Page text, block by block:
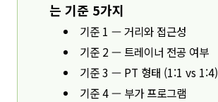
는 기준 5가지
기준 1 — 거리와 접근성
기준 2 — 트레이너 전공 여부
기준 3 — PT 형태 (1:1 vs 1:4)
기준 4 — 부가 프로그램